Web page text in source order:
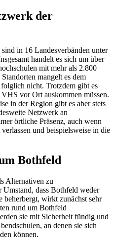
der
in 16 Landesverbänden unter
handelt es sich um über
mit mehr als 2.800
mangelt es dem
nicht. Trotzdem gibt es
vor Ort auskommen müssen.
in der Region gibt es aber stets
Netzwerk an
örtliche Präsenz, auch wenn
und beispielsweise in die
Bothfeld
Alternativen zu
dass Bothfeld weder
wirkt zunächst sehr
rund um Bothfeld
sie mit Sicherheit fündig und
an denen sie sich
können.